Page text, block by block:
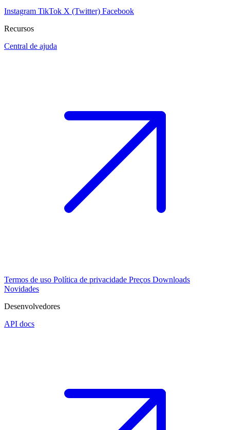
Instagram TikTok X (Twitter) Facebook
Recursos
Central de ajuda
Termos de uso Política de privacidade Preços Downloads
Novidades
Desenvolvedores
API docs